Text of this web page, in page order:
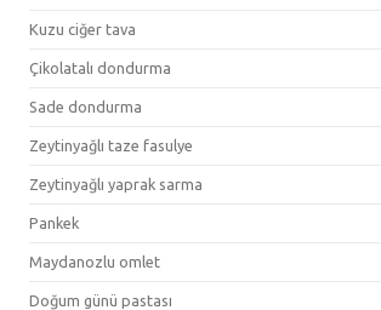
Kuzu ciğer tava
Çikolatalı dondurma
Sade dondurma
Zeytinyağlı taze fasulye
Zeytinyağlı yaprak sarma
Pankek
Maydanozlu omlet
Doğum günü pastası